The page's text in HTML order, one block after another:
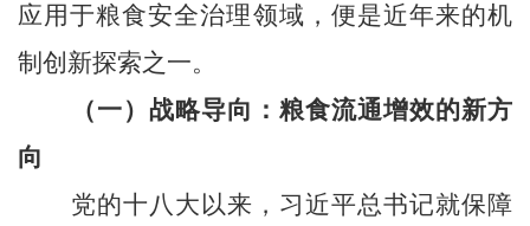
应用于粮食安全治理领域，便是近年来的机
制创新探索之一。
（一）战略导向：粮食流通增效的新方
向
党的十八大以来，习近平总书记就保障